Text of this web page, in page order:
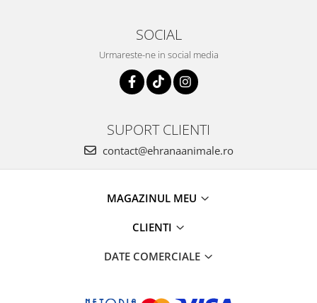
SOCIAL
Urmareste-ne in social media
SUPORT CLIENTI
contact@ehranaanimale.ro
MAGAZINUL MEU
CLIENTI
DATE COMERCIALE